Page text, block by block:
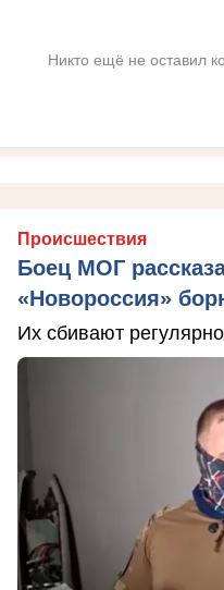
Никто ещё не оставил
Происшествия
Боец МОГ
«Новороссия»
Их сбивают